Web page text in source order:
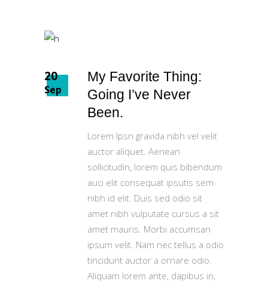
20
Sep
My Favorite Thing:
Going I’ve Never
Been.
Lorem Ipsn gravida nibh vel velit
auctor aliquet. Aenean
sollicitudin, lorem quis bibendum
auci elit consequat ipsutis sem
nibh id elit. Duis sed odio sit
amet nibh vulputate cursus a sit
amet mauris. Morbi accumsan
ipsum velit. Nam nec tellus a odio
tincidunt auctor a ornare odio.
Aliquam lorem ante, dapibus in,